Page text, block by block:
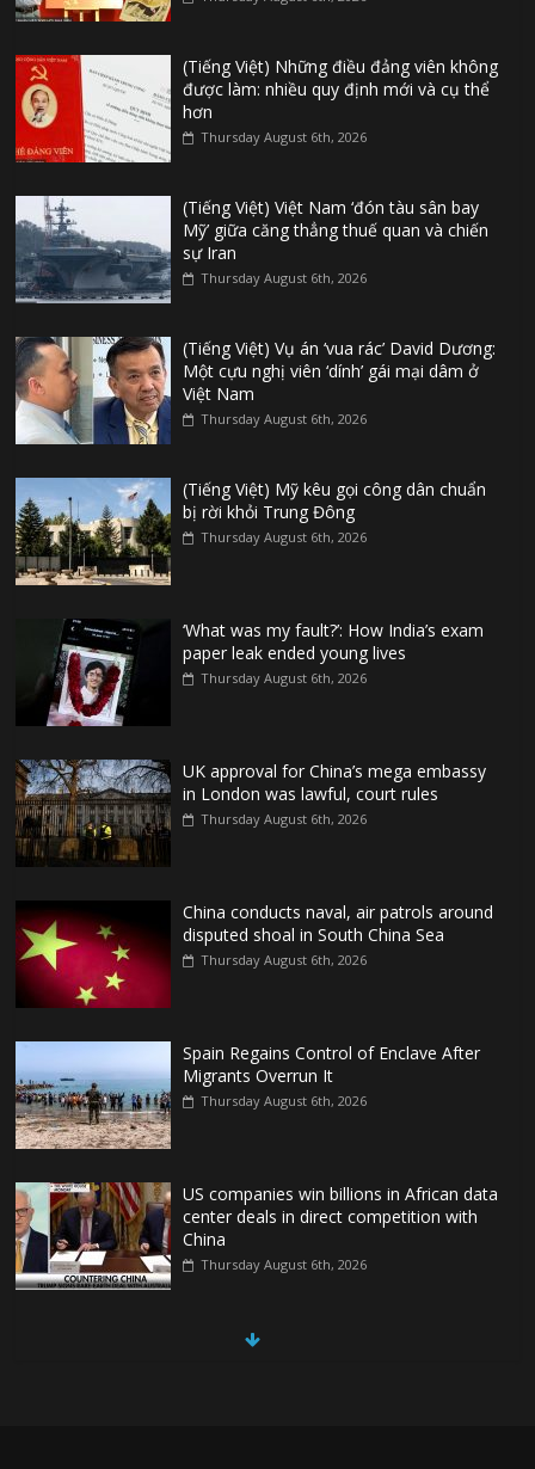
(Tiếng Việt) Những điều đảng viên không
được làm: nhiều quy định mới và cụ thể
hơn
Thursday August 6th, 2026
(Tiếng Việt) Việt Nam ‘đón tàu sân bay
Mỹ’ giữa căng thẳng thuế quan và chiến
sự Iran
Thursday August 6th, 2026
(Tiếng Việt) Vụ án ‘vua rác’ David Dương:
Một cựu nghị viên ‘dính’ gái mại dâm ở
Việt Nam
Thursday August 6th, 2026
(Tiếng Việt) Mỹ kêu gọi công dân chuẩn
bị rời khỏi Trung Đông
Thursday August 6th, 2026
‘What was my fault?’: How India’s exam
paper leak ended young lives
Thursday August 6th, 2026
UK approval for China’s mega embassy
in London was lawful, court rules
Thursday August 6th, 2026
China conducts naval, air patrols around
disputed shoal in South China Sea
Thursday August 6th, 2026
Spain Regains Control of Enclave After
Migrants Overrun It
Thursday August 6th, 2026
US companies win billions in African data
center deals in direct competition with
China
Thursday August 6th, 2026
China, Russia, Iran and North Korea